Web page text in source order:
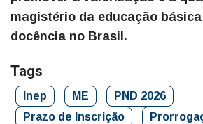
magistério da educação
docência no Brasil.
Tags
Inep ME
PND 2026
Prazo de Inscrição